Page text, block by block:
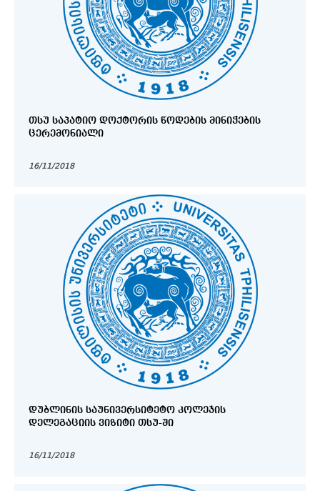
ᲗᲡᲣ ᲡᲐᲞᲐᲢᲘᲝ ᲓᲝᲥᲢᲝᲠᲘᲡ ᲬᲝᲓᲔᲑᲘᲡ ᲛᲘᲜᲘᲭᲔᲑᲘᲡ
ᲪᲔᲠᲔᲛᲝᲜᲘᲐᲚᲘ
16/11/2018
ᲓᲣᲑᲚᲘᲜᲘᲡ ᲡᲐᲣᲜᲘᲕᲔᲠᲡᲘᲢᲔᲢᲝ ᲙᲝᲚᲔᲯᲘᲡ
ᲓᲔᲚᲔᲒᲐᲪᲘᲘᲡ ᲕᲘᲖᲘᲢᲘ ᲗᲡᲣ-ᲨᲘ
16/11/2018